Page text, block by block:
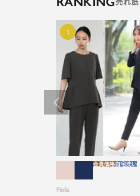
Flolia
会員価格自宅洗い